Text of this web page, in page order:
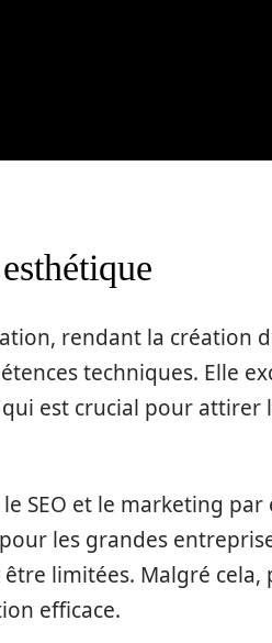
rendant la création
techniques. Elle
est crucial pour attirer
SEO et le marketing
les grandes
limitées. Malgré cela,
efficace.